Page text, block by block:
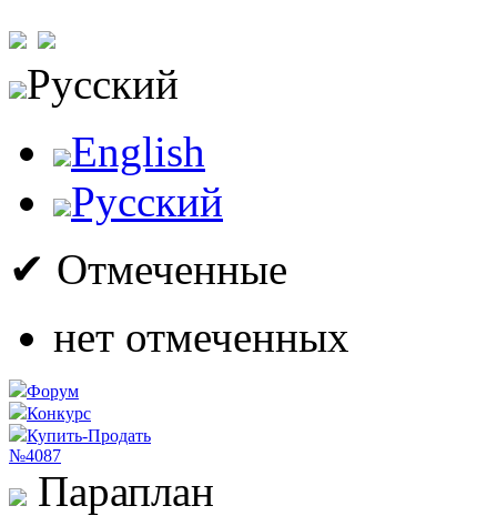
Русский
English
Русский
✔ Отмеченные
нет отмеченных
Форум
Конкурс
Купить-Продать
№4087
Параплан